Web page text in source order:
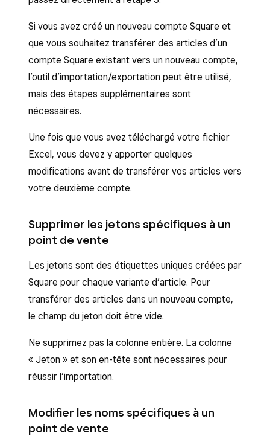
automatiquement téléchargé sur votre
appareil.
Ouvrez le fichier téléchargé. Le nom du
fichier est « template-AAAA-MM-JJ-
XXXX.xlsx ».
Consultez les instructions en haut du fichier
chaque champ de colonne avant de
commencer la modification.
d’articles.**
Cliquez surActions >Exporter le
catalogue.
Choisissez d’exporter tous les articles
les
Choisissez entre un format de fichierExcel
ouCSV(nous vous recommandons
fortement de télécharger le format Excel
[.xlsx])
est alors téléchargée sur votre appareil.
Si vous avez créé un nouveau compte Square et
que vous souhaitez transférer des articles d’un
compte Square existant vers un nouveau compte,
l’outil d’importation/exportation peut être utilisé,
mais des étapes supplémentaires sont
nécessaires.
Une fois que vous avez téléchargé votre fichier
Excel, vous devez y apporter quelques
modifications avant de transférer vos articles vers
votre deuxième compte.
Supprimer les jetons spécifiques à un
point de vente
Les jetons sont des étiquettes uniques créées par
Square pour chaque variante d’article. Pour
transférer des articles dans un nouveau compte,
le champ du jeton doit être vide.
Ne supprimez pas la colonne entière. La colonne
« Jeton » et son en-tête sont nécessaires pour
réussir l’importation.
Modifier les noms spécifiques à un
point de vente